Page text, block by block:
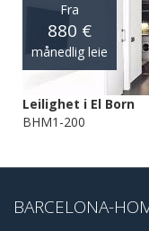
Fra
880 €
månedlig leie
Leilighet i El Born
BHM1-200
BARCELONA-